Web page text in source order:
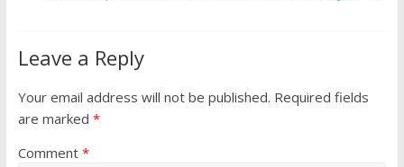
Leave a Reply
Your email address will not be published. Required fields
are marked *
Comment *